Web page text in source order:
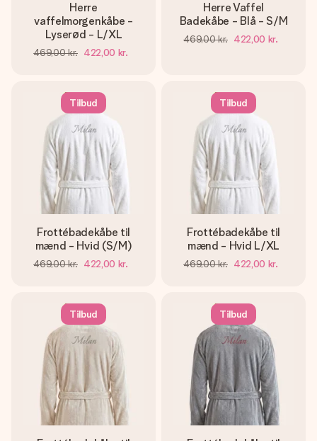
Herre
vaffelmorgenkåbe -
Lyserød - L/XL
469,00 kr. 422,00 kr.
Herre Vaffel
Badekåbe - Blå - S/M
469,00 kr. 422,00 kr.
Tilbud
Frottébadekåbe til
mænd - Hvid (S/M)
469,00 kr. 422,00 kr.
Tilbud
Frottébadekåbe til
mænd - Hvid L/XL
469,00 kr. 422,00 kr.
Tilbud Tilbud